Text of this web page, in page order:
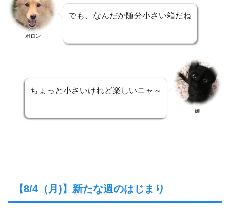
ポロン
でも、なんだか随分小さい箱だね
ちょっと小さいけれど楽しいニャ～
姫
【8/4（月)】新たな週のはじまり